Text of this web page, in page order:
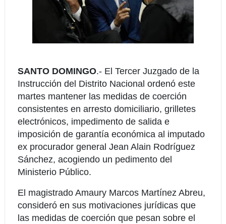
SANTO DOMINGO.- El Tercer Juzgado de la
Instrucción del Distrito Nacional ordenó este
martes mantener las medidas de coerción
consistentes en arresto domiciliario, grilletes
electrónicos, impedimento de salida e
imposición de garantía económica al imputado
ex procurador general Jean Alain Rodríguez
Sánchez, acogiendo un pedimento del
Ministerio Público.
El magistrado Amaury Marcos Martínez Abreu,
consideró en sus motivaciones jurídicas que
las medidas de coerción que pesan sobre el